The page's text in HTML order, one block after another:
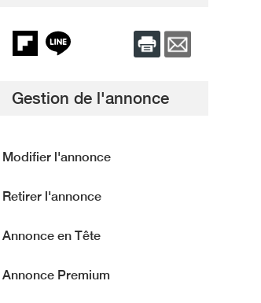
Gestion de l'annonce
Modifier l'annonce
Retirer l'annonce
Annonce en Tête
Annonce Premium